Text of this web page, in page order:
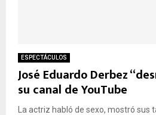
ESPECTÁCULOS
José Eduardo Derbez
su canal de YouTube
La actriz habló de sexo, mostró sus